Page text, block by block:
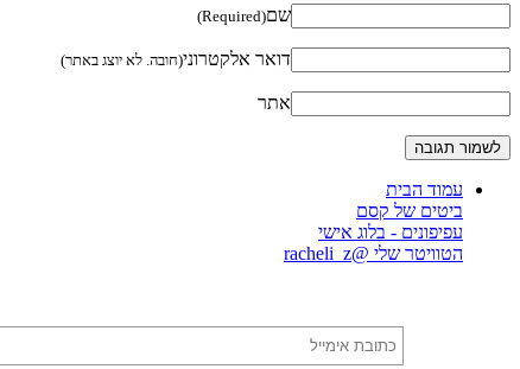
שם(Required)
דואר אלקטרוני(חובה. לא יוצג באתר)
אתר
עמוד הבית
ביטים של קסם
עפיפונים - בלוג אישי
הטוויטר שלי @racheli_z